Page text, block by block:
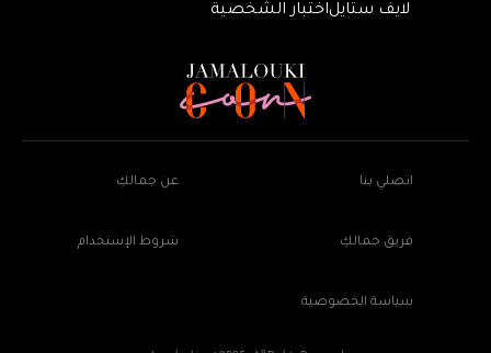
لايف ستايلاختبار الشخصية
اتصلي بنا عن جمالكِ
فريق جمالكِ شروط الإستخدام
سياسة الخصوصية